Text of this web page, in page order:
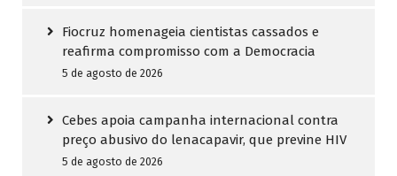
Fiocruz homenageia cientistas cassados e
reafirma compromisso com a Democracia
5 de agosto de 2026
Cebes apoia campanha internacional contra
preço abusivo do lenacapavir, que previne HIV
5 de agosto de 2026